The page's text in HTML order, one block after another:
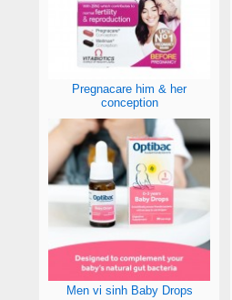
Pregnacare him & her
conception
Men vi sinh Baby Drops